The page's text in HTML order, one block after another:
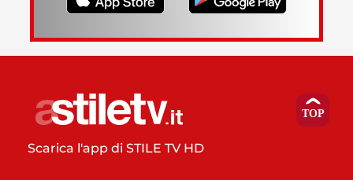
Scarica l'app di STILE TV HD